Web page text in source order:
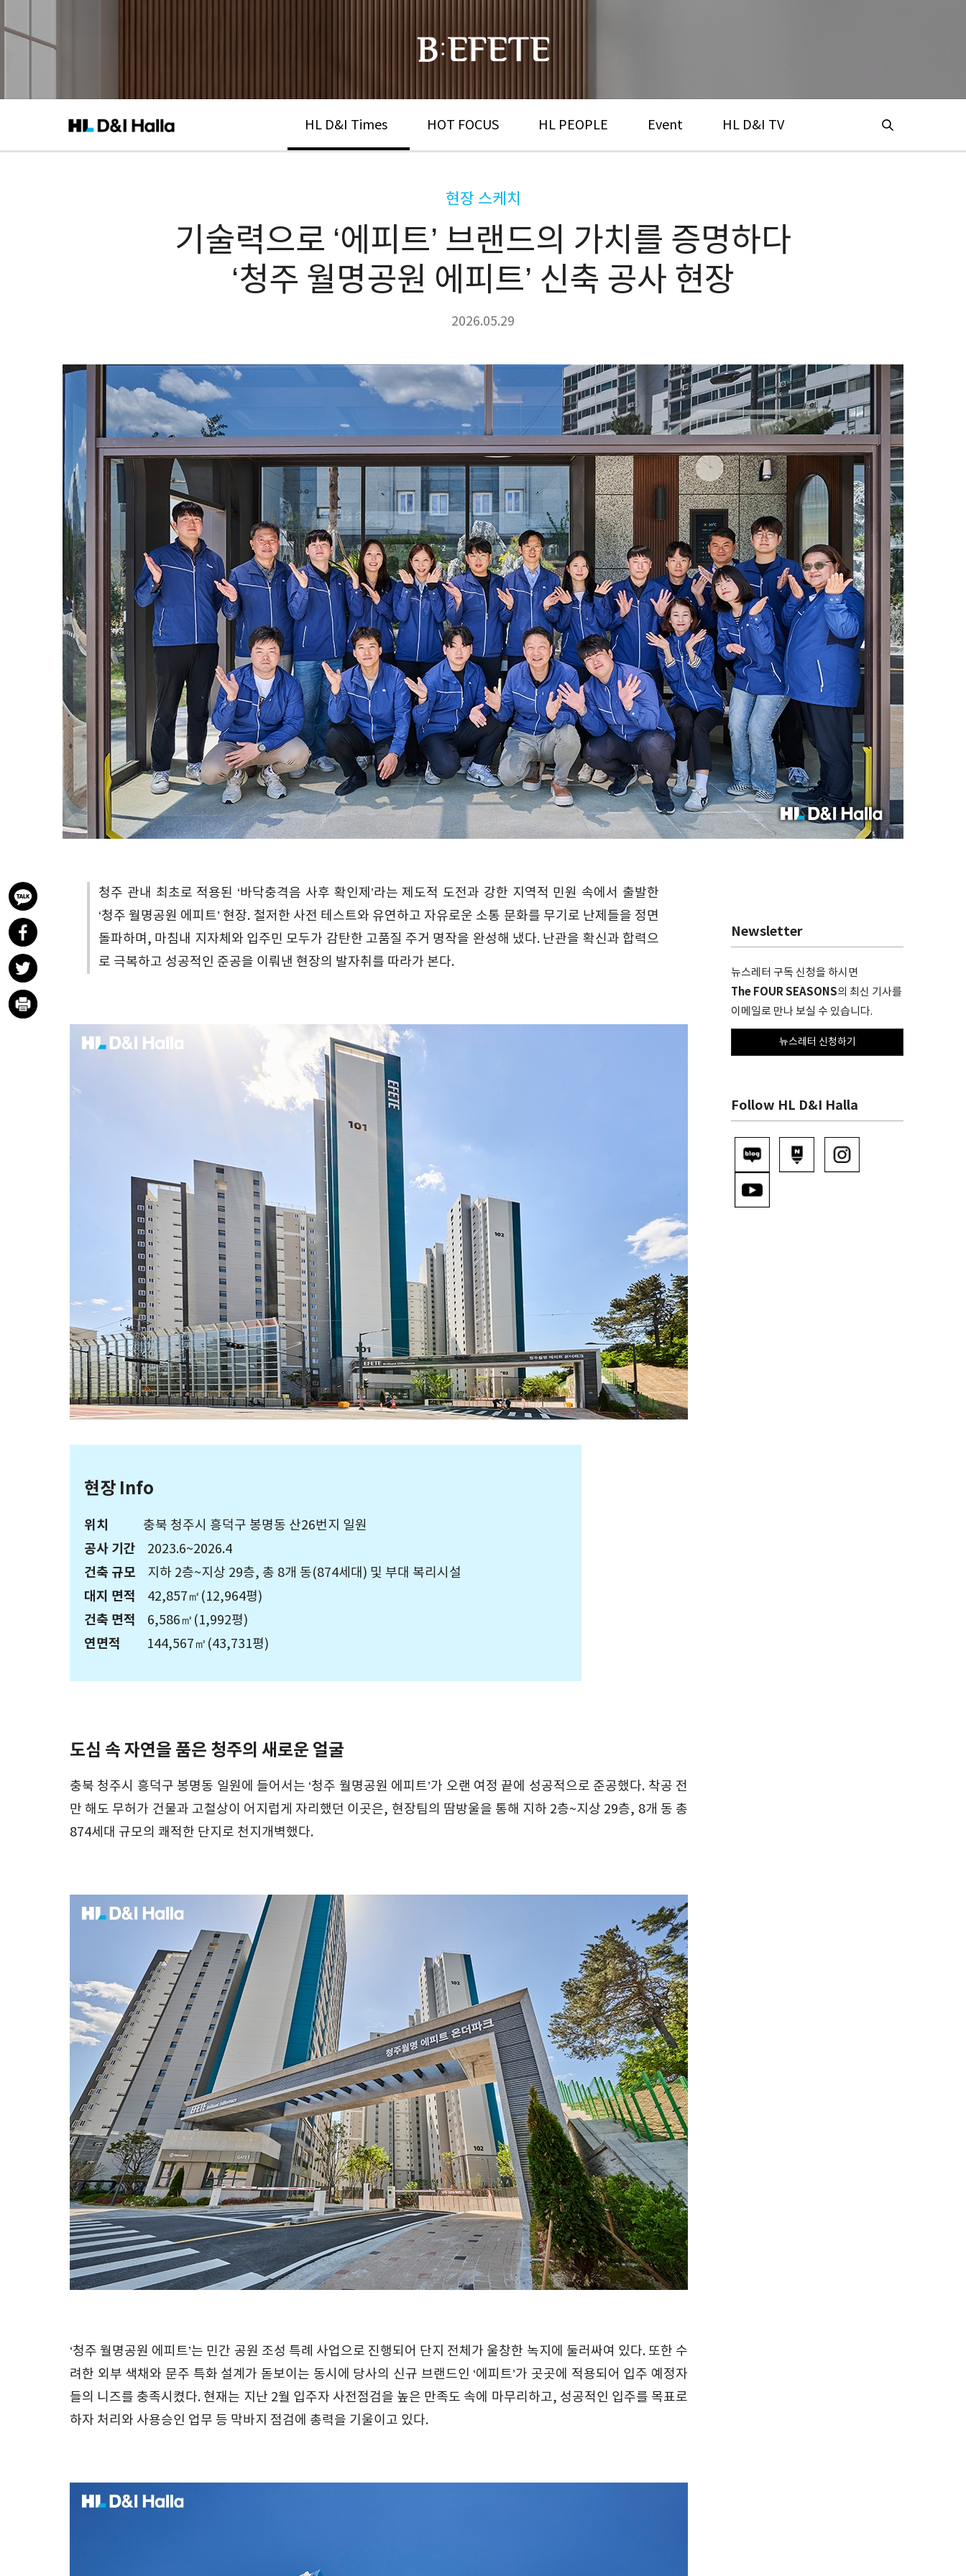
HL D&I Times HOT FOCUS HL PEOPLE Event HL D&I TV
현장 스케치
기술력으로 ‘에피트’ 브랜드의 가치를 증명하다
‘청주 월명공원 에피트’ 신축 공사 현장
2026.05.29
청주 관내 최초로 적용된 ‘바닥충격음 사후 확인제’라는 제도적 도전과 강한 지역적 민원 속에서 출발한
‘청주 월명공원 에피트’ 현장. 철저한 사전 테스트와 유연하고 자유로운 소통 문화를 무기로 난제들을 정면
돌파하며, 마침내 지자체와 입주민 모두가 감탄한 고품질 주거 명작을 완성해 냈다. 난관을 확신과 합력으
로 극복하고 성공적인 준공을 이뤄낸 현장의 발자취를 따라가 본다.
현장 Info
위치 충북 청주시 흥덕구 봉명동 산26번지 일원
공사 기간 2023.6~2026.4
건축 규모 지하 2층~지상 29층, 총 8개 동(874세대) 및 부대 복리시설
대지 면적 42,857㎡(12,964평)
건축 면적 6,586㎡(1,992평)
연면적 144,567㎡(43,731평)
도심 속 자연을 품은 청주의 새로운 얼굴
충북 청주시 흥덕구 봉명동 일원에 들어서는 ‘청주 월명공원 에피트’가 오랜 여정 끝에 성공적으로 준공했다. 착공 전
만 해도 무허가 건물과 고철상이 어지럽게 자리했던 이곳은, 현장팀의 땀방울을 통해 지하 2층~지상 29층, 8개 동 총
874세대 규모의 쾌적한 단지로 천지개벽했다.
‘청주 월명공원 에피트’는 민간 공원 조성 특례 사업으로 진행되어 단지 전체가 울창한 녹지에 둘러싸여 있다. 또한 수
려한 외부 색채와 문주 특화 설계가 돋보이는 동시에 당사의 신규 브랜드인 ‘에피트’가 곳곳에 적용되어 입주 예정자
들의 니즈를 충족시켰다. 현재는 지난 2월 입주자 사전점검을 높은 만족도 속에 마무리하고, 성공적인 입주를 목표로
하자 처리와 사용승인 업무 등 막바지 점검에 총력을 기울이고 있다.
Newsletter
뉴스레터 구독 신청을 하시면
The FOUR SEASONS의 최신 기사를
이메일로 만나 보실 수 있습니다.
뉴스레터 신청하기
Follow HL D&I Halla